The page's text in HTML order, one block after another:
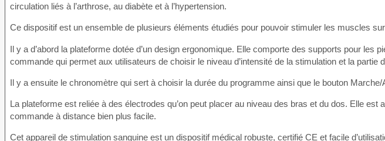
circulation liés à l’arthrose, au diabète et à l’hypertension.
Ce dispositif est un ensemble de plusieurs éléments étudiés pour pouvoir stimuler les muscles
Il y a d’abord la plateforme dotée d’un design ergonomique. Elle comporte des supports pour les
commande qui permet aux utilisateurs de choisir le niveau d’intensité de la stimulation et la partie
Il y a ensuite le chronomètre qui sert à choisir la durée du programme ainsi que le bouton Marche/
La plateforme est reliée à des électrodes qu’on peut placer au niveau des bras et du dos. Elle
commande à distance bien plus facile.
Cet appareil de stimulation sanguine est un dispositif médical robuste, certifié CE et facile